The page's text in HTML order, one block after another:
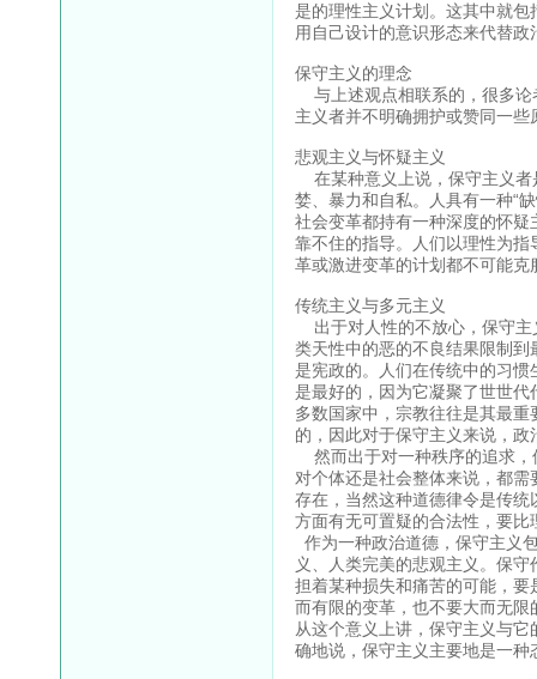
是的理性主义计划。这其中就
用自己设计的意识形态来代替
保守主义的理念
与上述观点相联系的，很多论
主义者并不明确拥护或赞同一
悲观主义与怀疑主义
在某种意义上说，保守主义者
婪、暴力和自私。人具有一种“
社会变革都持有一种深度的怀
靠不住的指导。人们以理性为
革或激进变革的计划都不可能
传统主义与多元主义
出于对人性的不放心，保守主
类天性中的恶的不良结果限制
是宪政的。人们在传统中的习
是最好的，因为它凝聚了世世
多数国家中，宗教往往是其最
的，因此对于保守主义来说，
然而出于对一种秩序的追求，
对个体还是社会整体来说，都
存在，当然这种道德律令是传
方面有无可置疑的合法性，要比
作为一种政治道德，保守主义
义、人类完美的悲观主义。保
担着某种损失和痛苦的可能，
而有限的变革，也不要大而无
从这个意义上讲，保守主义与
确地说，保守主义主要地是一